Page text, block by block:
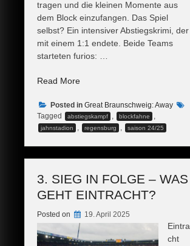
tragen und die kleinen Momente aus
dem Block einzufangen.​ Das Spiel
selbst? Ein intensiver Abstiegskrimi, der
mit einem 1:1 endete. Beide Teams
starteten furios: …
Read More„Der
hinter
den
Steinen​
Posted in Great Braunschweig: Away
Tagged
abstiegskampf , blockfahne ,
jahnstadion , regensburg , saison 24/25
3. SIEG IN FOLGE – WAS
GEHT EINTRACHT?
Posted on 19. April 2025
Eintra
cht